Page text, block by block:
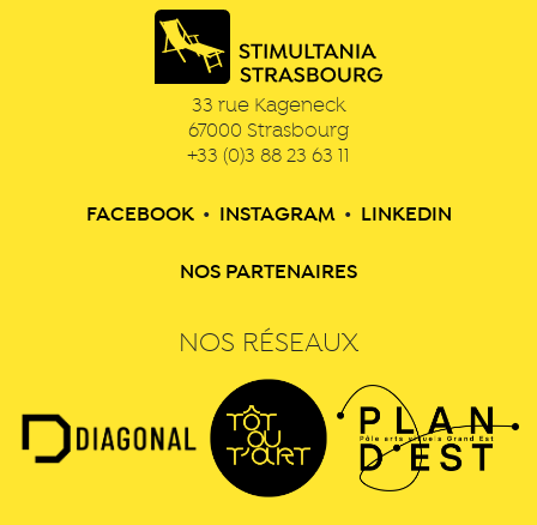
33 rue Kageneck
67000 Strasbourg
+33 (0)3 88 23 63 11
FACEBOOK • INSTAGRAM • LINKEDIN
NOS PARTENAIRES
NOS RÉSEAUX